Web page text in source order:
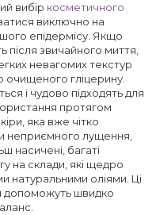
вибір косметичного
виключно на
епідермісу. Якщо
після звичайного миття,
невагомих текстур
очищеного гліцерину.
і чудово підходять для
протягом
яка вже чітко
неприємного лущення,
насичені, багаті
на склади, які щедро
натуральними оліями. Ці
допоможуть швидко